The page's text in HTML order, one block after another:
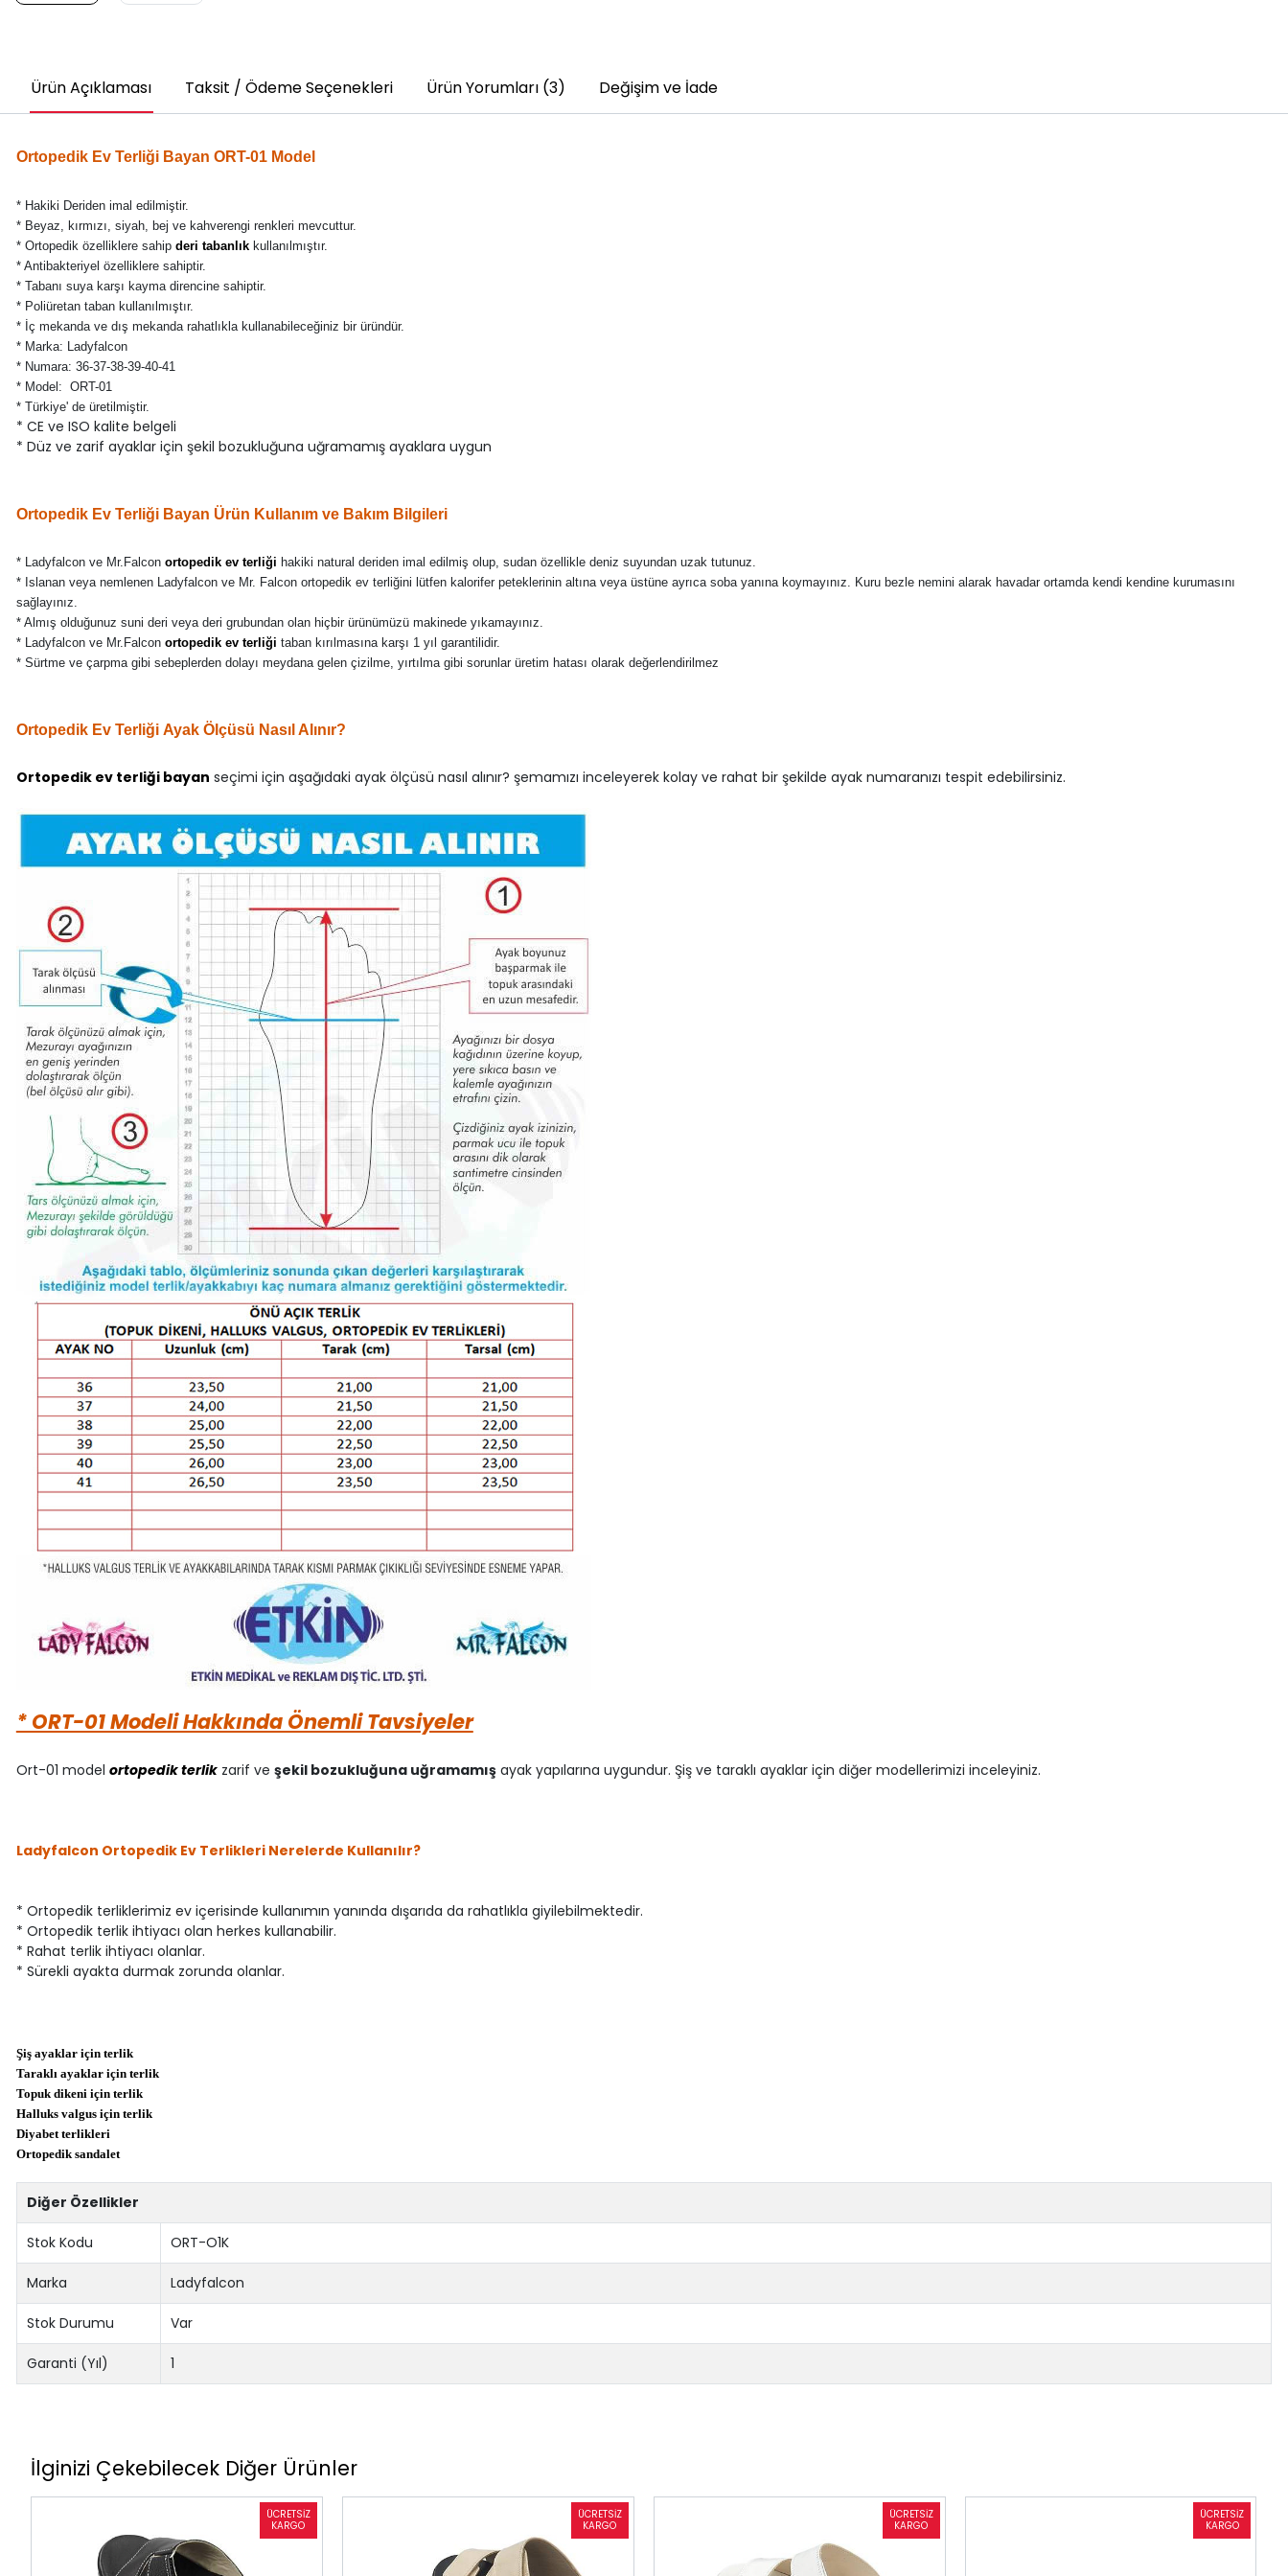
Ürün Açıklaması Taksit / Ödeme Seçenekleri Ürün Yorumları (3) Değişim ve İade
Ortopedik Ev Terliği Bayan ORT-01 Model
* Hakiki Deriden imal edilmiştir.
* Beyaz, kırmızı, siyah, bej ve kahverengi renkleri mevcuttur.
* Ortopedik özelliklere sahip deri tabanlıkkullanılmıştır.
* Antibakteriyel özelliklere sahiptir.
* Tabanı suya karşı kayma direncine sahiptir.
* Poliüretan taban kullanılmıştır.
* İç mekanda ve dış mekanda rahatlıkla kullanabileceğiniz bir üründür.
* Marka: Ladyfalcon
* Numara: 36-37-38-39-40-41
* Model: ORT-01
* Türkiye' de üretilmiştir.
* CE ve ISO kalite belgeli
* Düz ve zarif ayaklar için şekil bozukluğuna uğramamış ayaklara uygun
Ortopedik Ev Terliği Bayan Ürün Kullanım ve Bakım Bilgileri
* Ladyfalcon ve Mr.Falcon ortopedik ev terliği hakiki natural deriden imal edilmiş olup, sudan özellikle deniz suyundan uzak tutunuz.
* Islanan veya nemlenen Ladyfalcon ve Mr. Falcon ortopedik ev terliğini lütfen kalorifer peteklerinin altına veya üstüne ayrıca soba yanına koymayınız. Kuru bezle nemini alarak havadar ortamda kendi kendine kurumasını
sağlayınız.
* Almış olduğunuz suni deri veya deri grubundan olan hiçbir ürünümüzü makinede yıkamayınız.
* Ladyfalcon ve Mr.Falcon ortopedik ev terliği taban kırılmasına karşı 1 yıl garantilidir.
* Sürtme ve çarpma gibi sebeplerden dolayı meydana gelen çizilme, yırtılma gibi sorunlar üretim hatası olarak değerlendirilmez
Ortopedik Ev Terliği Ayak Ölçüsü Nasıl Alınır?
Ortopedik ev terliği bayan seçimi için aşağıdaki ayak ölçüsü nasıl alınır? şemamızı inceleyerek kolay ve rahat bir şekilde ayak numaranızı tespit edebilirsiniz.
* ORT-01 Modeli Hakkında Önemli Tavsiyeler
Ort-01 model ortopedik terlikzarif ve şekil bozukluğuna uğramamışayak yapılarına uygundur. Şiş ve taraklı ayaklar için diğer modellerimizi inceleyiniz.
Ladyfalcon Ortopedik Ev Terlikleri Nerelerde Kullanılır?
* Ortopedik terliklerimiz ev içerisinde kullanımın yanında dışarıda da rahatlıkla giyilebilmektedir.
* Ortopedik terlik ihtiyacı olan herkes kullanabilir.
* Rahat terlik ihtiyacı olanlar.
* Sürekli ayakta durmak zorunda olanlar.
Şiş ayaklar için terlik
Taraklı ayaklar için terlik
Topuk dikeni için terlik
Halluks valgus için terlik
Diyabet terlikleri
Ortopedik sandalet
Diğer Özellikler
Stok Kodu ORT-O1K
Marka Ladyfalcon
Stok Durumu Var
Garanti (Yıl) 1
İlginizi Çekebilecek Diğer Ürünler